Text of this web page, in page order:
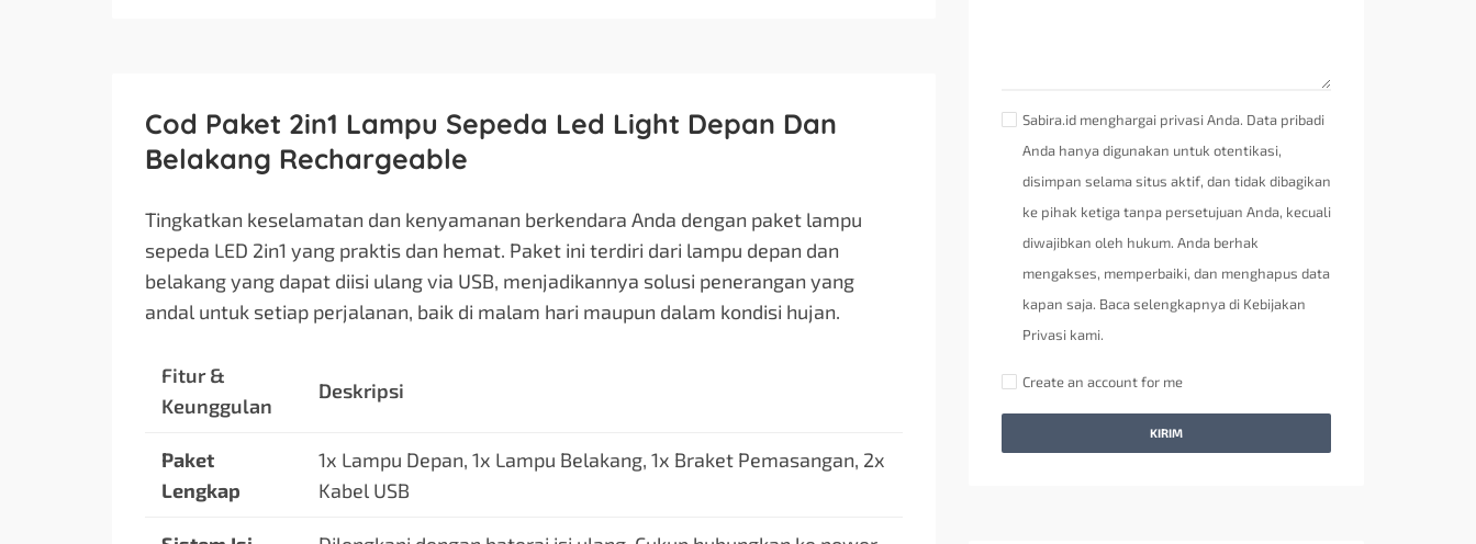
Cod Paket 2in1 Lampu Sepeda Led Light Depan Dan
Belakang Rechargeable
Tingkatkan keselamatan dan kenyamanan berkendara Anda dengan paket lampu
sepeda LED 2in1 yang praktis dan hemat. Paket ini terdiri dari lampu depan dan
belakang yang dapat diisi ulang via USB, menjadikannya solusi penerangan yang
andal untuk setiap perjalanan, baik di malam hari maupun dalam kondisi hujan.
Fitur &
Keunggulan
Deskripsi
Paket
Lengkap
1x Lampu Depan, 1x Lampu Belakang, 1x Braket Pemasangan, 2x
Kabel USB
Sabira.id menghargai privasi Anda. Data pribadi
Anda hanya digunakan untuk otentikasi,
disimpan selama situs aktif, dan tidak dibagikan
ke pihak ketiga tanpa persetujuan Anda, kecuali
diwajibkan oleh hukum. Anda berhak
mengakses, memperbaiki, dan menghapus data
kapan saja. Baca selengkapnya di Kebijakan
Privasi kami.
Create an account for me
KIRIM